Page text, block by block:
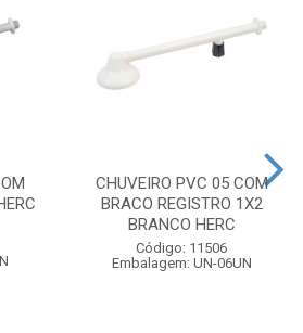
CHUVEIRO PVC 05 COM
BRACO REGISTRO 1X2
BRANCO HERC
Código: 11506
Embalagem: UN-06UN